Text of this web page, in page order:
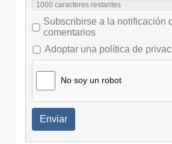
1000 caracteres restantes
Subscribirse a la notificación
comentarios
Adoptar una política de
No soy un robot
Enviar